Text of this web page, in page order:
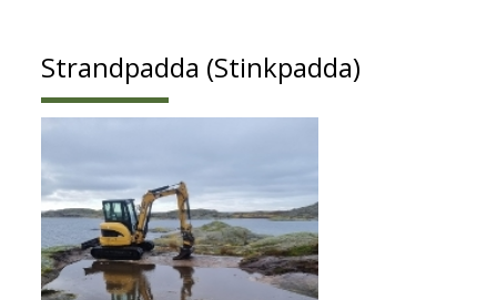
Strandpadda (Stinkpadda)